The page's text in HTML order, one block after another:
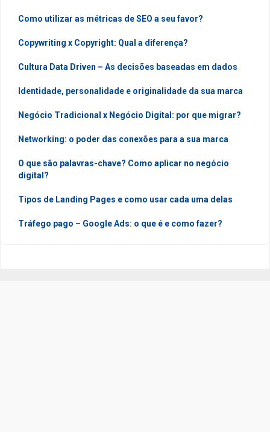
Como utilizar as métricas de SEO a seu favor?
Copywriting x Copyright: Qual a diferença?
Cultura Data Driven – As decisões baseadas em dados
Identidade, personalidade e originalidade da sua marca
Negócio Tradicional x Negócio Digital: por que migrar?
Networking: o poder das conexões para a sua marca
O que são palavras-chave? Como aplicar no negócio
digital?
Tipos de Landing Pages e como usar cada uma delas
Tráfego pago – Google Ads: o que é e como fazer?